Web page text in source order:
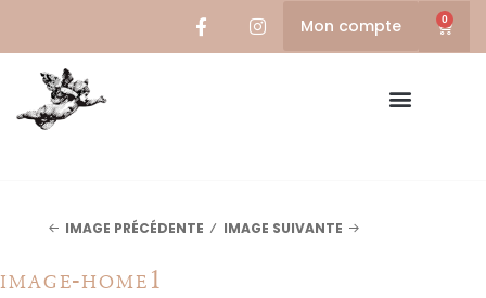
Mon compte 0
IMAGE PRÉCÉDENTE IMAGE SUIVANTE
image-home1